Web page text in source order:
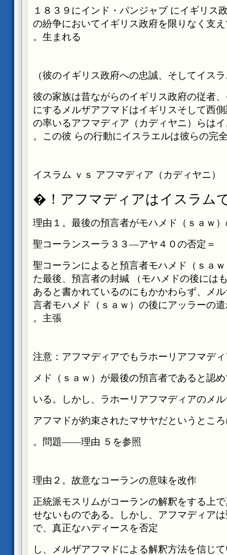
にイギリス
の紛争においてイギリス政府を限りなく支
生まれる。
―彼の家族は昔ながらのイギリス政府の従者
にするメルザアフマドはイギリスそして西
の率いるアフマディア（カディヤニ）らは
この彼 らの行動にイスラエルは彼らの完
イスラム ｖｓ アフマディア（カディヤニ ）
アフマディアはイスラムで
理由１。最後の預言者がモハメド（ｓａｗ
＝聖コーランスーラ３３―アヤ４０の否定
聖コーランによると預言者モハメド（ｓａ
た最後、預言者の封緘
（モハメドの後には
あると書かれているのにもかかわらず、メ
言者モハメド（ｓａｗ）の後にアッラーの
主張。
注意：アフマディアでもラホーリアフマデ
メド（ｓａｗ）が最後の預言者であると認
いる。しかし、ラホーリアフマディアのメ
アフマドが約束されたマサヤだというとこ
問題――理由 ５を参照。
理由２。故意なコーランの意味を改作
正統派モスリムがコーランの解釈をする上
せないものである。しかし、アフマディア
で、真正なハディースを否定
し、メルザアフマドによる解釈方法を信じ